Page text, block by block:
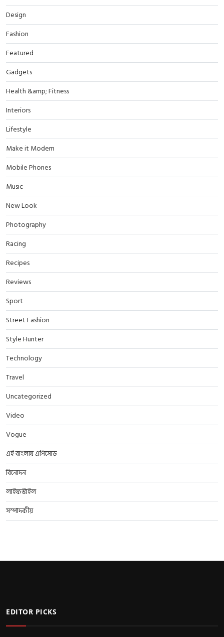
Design
Fashion
Featured
Gadgets
Health &amp; Fitness
Interiors
Lifestyle
Make it Modern
Mobile Phones
Music
New Look
Photography
Racing
Recipes
Reviews
Sport
Street Fashion
Style Hunter
Technology
Travel
Uncategorized
Video
Vogue
এই বাংলায় এপিসোড
বিনোদন
লাইফস্টাইল
সম্পাদকীয়
EDITOR PICKS